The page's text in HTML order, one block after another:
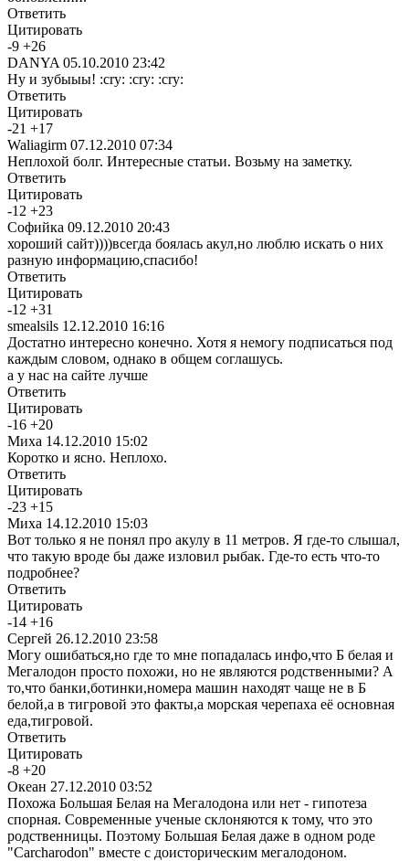
Ответить
Цитировать
-9 +26
DANYA 05.10.2010 23:42
Ну и зубыыы! :cry: :cry: :cry:
Ответить
Цитировать
-21 +17
Waliagirm 07.12.2010 07:34
Неплохой болг. Интересные статьи. Возьму на заметку.
Ответить
Цитировать
-12 +23
Софийка 09.12.2010 20:43
хороший сайт))))всегда боялась акул,но люблю искать о них
разную информацию,спасибо!
Ответить
Цитировать
-12 +31
smealsils 12.12.2010 16:16
Достатно интересно конечно. Хотя я немогу подписаться под
каждым словом, однако в общем соглашусь.
а у нас на сайте лучше
Ответить
Цитировать
-16 +20
Миха 14.12.2010 15:02
Коротко и ясно. Неплохо.
Ответить
Цитировать
-23 +15
Миха 14.12.2010 15:03
Вот только я не понял про акулу в 11 метров. Я где-то слышал,
что такую вроде бы даже изловил рыбак. Где-то есть что-то
подробнее?
Ответить
Цитировать
-14 +16
Сергей 26.12.2010 23:58
Могу ошибаться,но где то мне попадалась инфо,что Б белая и
Мегалодон просто похожи, но не являются родственными? А
то,что банки,ботинки,номера машин находят чаще не в Б
белой,а в тигровой это факты,а морская черепаха её основная
еда,тигровой.
Ответить
Цитировать
-8 +20
Океан 27.12.2010 03:52
Похожа Большая Белая на Мегалодона или нет - гипотеза
спорная. Современные ученые склоняются к тому, что это
родственницы. Поэтому Большая Белая даже в одном роде
"Carcharodon" вместе с доисторическим мегалодоном.